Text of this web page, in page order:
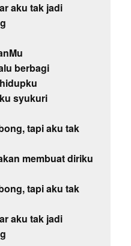
aku tak jadi
berbagi
syukuri
tapi aku tak
membuat diriku
tapi aku tak
aku tak jadi